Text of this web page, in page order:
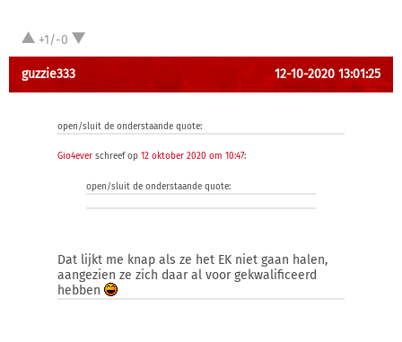
+1/-0
guzzie333 12-10-2020 13:01:25
open/sluit de onderstaande quote:
Gio4ever schreef op 12 oktober 2020 om 10:47:
open/sluit de onderstaande quote:
Dat lijkt me knap als ze het EK niet gaan halen,
aangezien ze zich daar al voor gekwalificeerd
hebben